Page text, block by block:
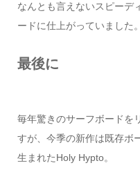
なんとも言えないスピーデ
ードに仕上がっていました。
最後に
毎年驚きのサーフボードを
すが、今季の新作は既存ボ
生まれたHoly Hypto。